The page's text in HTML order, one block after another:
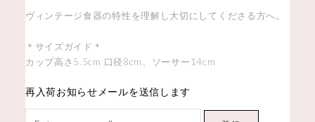
ヴィンテージ食器の特性を理解し大切にしてくださる方へ。
＊サイズガイド＊
カップ高さ5.5cm 口径8cm、ソーサー14cm
再入荷お知らせメールを送信します